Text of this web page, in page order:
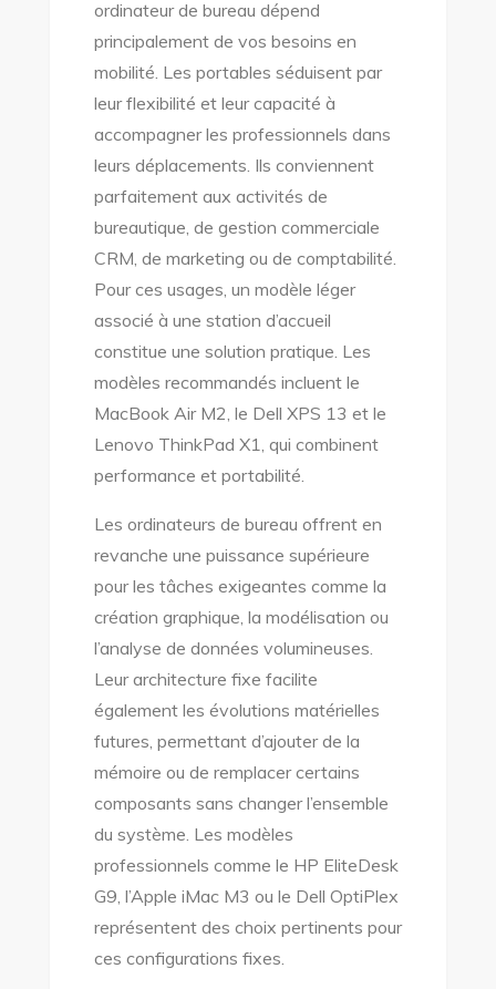
ordinateur de bureau dépend
principalement de vos besoins en
mobilité. Les portables séduisent par
leur flexibilité et leur capacité à
accompagner les professionnels dans
leurs déplacements. Ils conviennent
parfaitement aux activités de
bureautique, de gestion commerciale
CRM, de marketing ou de comptabilité.
Pour ces usages, un modèle léger
associé à une station d’accueil
constitue une solution pratique. Les
modèles recommandés incluent le
MacBook Air M2, le Dell XPS 13 et le
Lenovo ThinkPad X1, qui combinent
performance et portabilité.
Les ordinateurs de bureau offrent en
revanche une puissance supérieure
pour les tâches exigeantes comme la
création graphique, la modélisation ou
l’analyse de données volumineuses.
Leur architecture fixe facilite
également les évolutions matérielles
futures, permettant d’ajouter de la
mémoire ou de remplacer certains
composants sans changer l’ensemble
du système. Les modèles
professionnels comme le HP EliteDesk
G9, l’Apple iMac M3 ou le Dell OptiPlex
représentent des choix pertinents pour
ces configurations fixes.